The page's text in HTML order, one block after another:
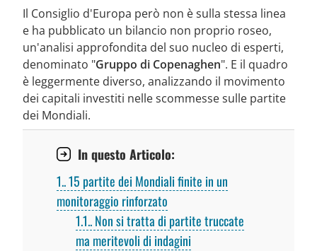
Il Consiglio d'Europa però non è sulla stessa linea
e ha pubblicato un bilancio non proprio roseo,
un'analisi approfondita del suo nucleo di esperti,
denominato "Gruppo di Copenaghen". E il quadro
è leggermente diverso, analizzando il movimento
dei capitali investiti nelle scommesse sulle partite
dei Mondiali.
In questo Articolo:
1. 15 partite dei Mondiali finite in un
monitoraggio rinforzato
1.1. Non si tratta di partite truccate
ma meritevoli di indagini